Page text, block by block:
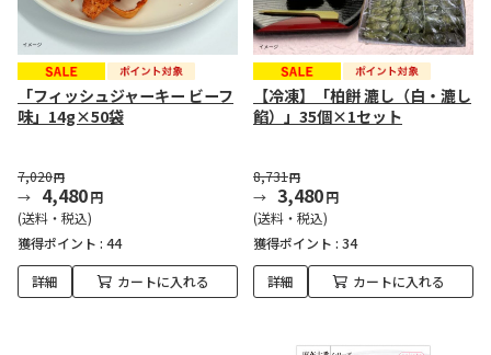
「フィッシュジャーキー ビーフ
味」14g×50袋
7,020円
4,480円
(送料・税込)
獲得ポイント : 44
詳細 カートに入れる
【冷凍】「柏餅 漉し（白・漉し
餡）」35個×1セット
8,731円
3,480円
(送料・税込)
獲得ポイント : 34
詳細 カートに入れる